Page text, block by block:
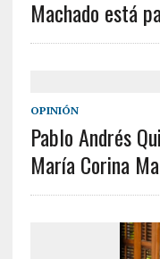
Machado está
OPINIÓN
Pablo Andrés
María Corina